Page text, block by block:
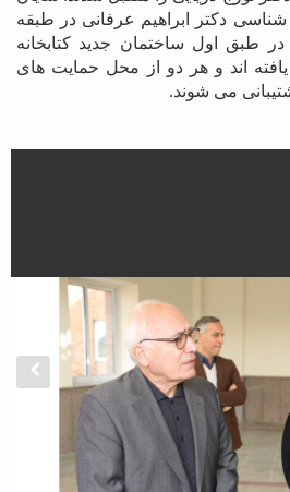
دکتر ابراهیم عرفانی در طبقه
طبق اول ساختمان جدید کتابخانه
اند و هر دو از محل حمایت های
می شوند.